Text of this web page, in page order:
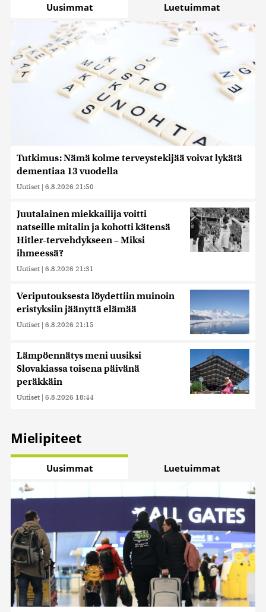
Uusimmat Luetuimmat
Tutkimus: Nämä kolme terveystekijää voivat lykätä
dementiaa 13 vuodella
Uutiset | 6.8.2026 21:50
Juutalainen miekkailija voitti
natseille mitalin ja kohotti kätensä
Hitler-tervehdykseen – Miksi
ihmeessä?
Uutiset | 6.8.2026 21:31
Veriputouksesta löydettiin muinoin
eristyksiin jäänyttä elämää
Uutiset | 6.8.2026 21:15
Lämpöennätys meni uusiksi
Slovakiassa toisena päivänä
peräkkäin
Uutiset | 6.8.2026 18:44
Mielipiteet
Uusimmat Luetuimmat